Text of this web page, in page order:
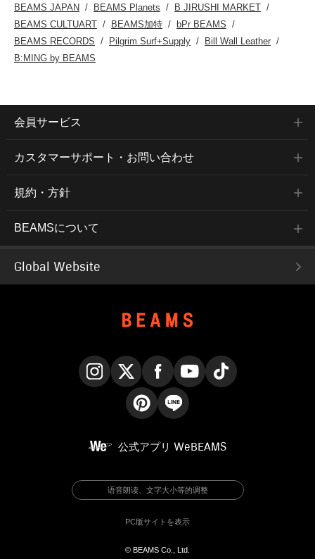
BEAMS JAPAN
BEAMS Planets
B JIRUSHI MARKET
BEAMS CULTUART
BEAMS加特
bPr BEAMS
BEAMS RECORDS
Pilgrim Surf+Supply
Bill Wall Leather
B:MING by BEAMS
会員サービス
カスタマーサポート・お問い合わせ
規約・方針
BEAMSについて
Global Website
公式アプリ WeBEAMS
语音朗读、文字大小等的调整
PC版サイトを表示
© BEAMS Co., Ltd.